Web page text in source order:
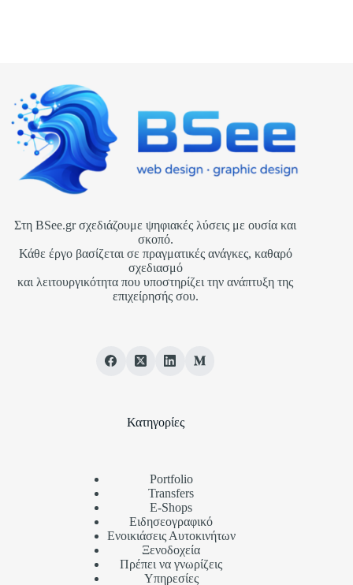
Στη BSee.gr σχεδιάζουμε ψηφιακές λύσεις με ουσία και
σκοπό.
Κάθε έργο βασίζεται σε πραγματικές ανάγκες, καθαρό
σχεδιασμό
και λειτουργικότητα που υποστηρίζει την ανάπτυξη της
επιχείρησής σου.
Κατηγορίες
Portfolio
Transfers
Ε-Shops
Ειδησεογραφικό
Ενοικιάσεις Αυτοκινήτων
Ξενοδοχεία
Πρέπει να γνωρίζεις
Υπηρεσίες